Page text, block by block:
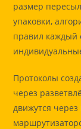
размер
упаковки,
правил каждый
Протоколы
через
движутся